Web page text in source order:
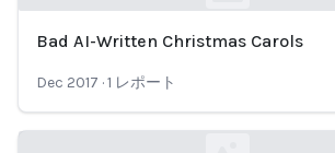
Bad AI-Written Christmas Carols
Dec 2017 ·1 レポート